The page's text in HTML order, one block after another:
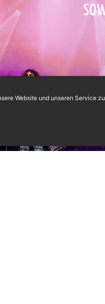
Website und unseren Service